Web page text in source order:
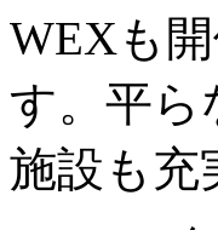
WEXも
す。平ら
施設も充